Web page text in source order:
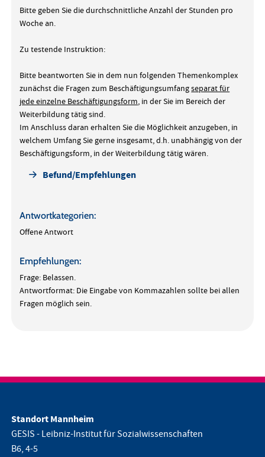
Bitte geben Sie die durchschnittliche Anzahl der Stunden pro
Woche an.
Zu testende Instruktion:
Bitte beantworten Sie in dem nun folgenden Themenkomplex
zunächst die Fragen zum Beschäftigungsumfangseparat für
jede einzelne Beschäftigungsform, in der Sie im Bereich der
Weiterbildung tätig sind.
Im Anschluss daran erhalten Sie die Möglichkeit anzugeben, in
welchem Umfang Sie gerne insgesamt, d.h. unabhängig von der
Beschäftigungsform, in der Weiterbildung tätig wären.
Befund/Empfehlungen
Antwortkategorien:
Offene Antwort
Empfehlungen:
Frage: Belassen.
Antwortformat: Die Eingabe von Kommazahlen sollte bei allen
Fragen möglich sein.
Standort Mannheim
GESIS - Leibniz-Institut für Sozialwissenschaften
B6, 4-5